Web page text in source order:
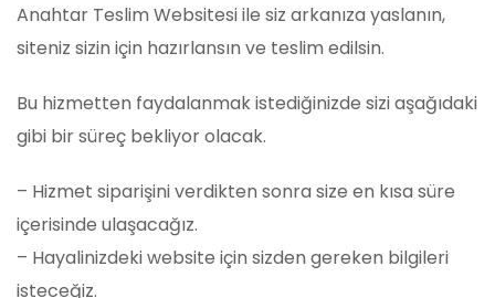
Anahtar Teslim Websitesi ile siz arkanıza yaslanın,
siteniz sizin için hazırlansın ve teslim edilsin.
Bu hizmetten faydalanmak istediğinizde sizi aşağıdaki
gibi bir süreç bekliyor olacak.
– Hizmet siparişini verdikten sonra size en kısa süre
içerisinde ulaşacağız.
– Hayalinizdeki website için sizden gereken bilgileri
isteceğiz.